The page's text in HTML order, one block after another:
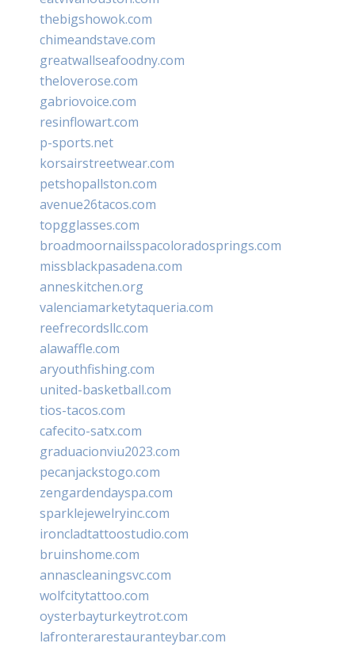
thebigshowok.com
chimeandstave.com
greatwallseafoodny.com
theloverose.com
gabriovoice.com
resinflowart.com
p-sports.net
korsairstreetwear.com
petshopallston.com
avenue26tacos.com
topgglasses.com
broadmoornailsspacoloradosprings.com
missblackpasadena.com
anneskitchen.org
valenciamarketytaqueria.com
reefrecordsllc.com
alawaffle.com
aryouthfishing.com
united-basketball.com
tios-tacos.com
cafecito-satx.com
graduacionviu2023.com
pecanjackstogo.com
zengardendayspa.com
sparklejewelryinc.com
ironcladtattoostudio.com
bruinshome.com
annascleaningsvc.com
wolfcitytattoo.com
oysterbayturkeytrot.com
lafronterarestauranteybar.com